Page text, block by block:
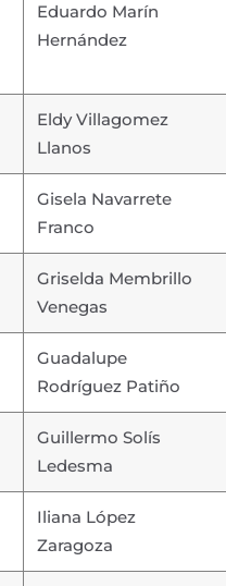
Eduardo Marín
Hernández
Eldy Villagomez
Llanos
Gisela Navarrete
Franco
Griselda Membrillo
Venegas
Guadalupe
Rodríguez Patiño
Guillermo Solís
Ledesma
Iliana López
Zaragoza